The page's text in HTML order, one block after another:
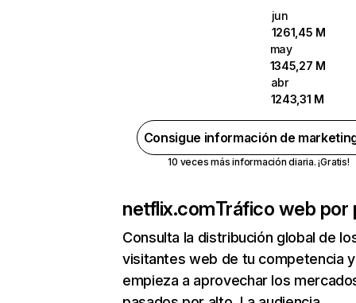
jun
1261,45 M
may
1345,27 M
abr
1243,31 M
Consigue información de
10 veces más información diaria. ¡Gratis!
netflix.comTráfico web por
Consulta la distribución global de
visitantes web de tu competencia y
empieza a aprovechar los